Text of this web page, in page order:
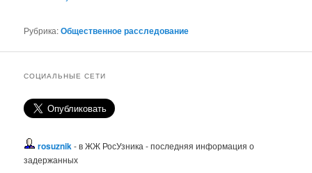
Рубрика:Общественное расследование
СОЦИАЛЬНЫЕ СЕТИ
rosuznik- в ЖЖ РосУзника - последняя информация о
задержанных